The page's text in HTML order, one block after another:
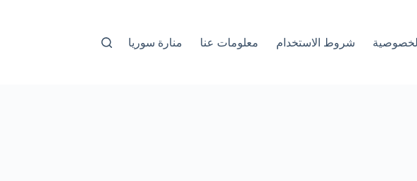
شروط الاستخدام معلومات عنا منارة سوريا